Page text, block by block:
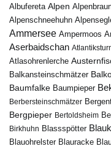
Albufereta Alpen
Alpenschneehuhn
Ammersee Ampermoos
Aserbaidschan
Atlasohrenlerche
Balkansteinschmätzer
Baumfalke Baumpieper
Berbersteinschmätzer
Bergpieper Bertoldsheim
Birkhuhn Blassspötter
Blauohrelster Blauracke